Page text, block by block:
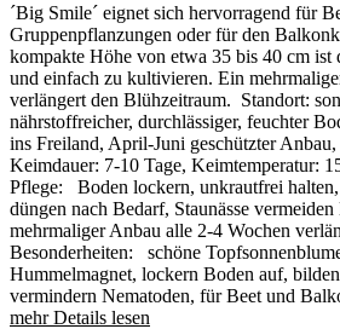
´Big Smile´ eignet sich hervorragend für
Gruppenpflanzungen oder für den
kompakte Höhe von etwa 35 bis 40 cm ist
und einfach zu kultivieren. Ein
verlängert den Blühzeitraum. Standort:
nährstoffreicher, durchlässiger, feuchter
ins Freiland, April-Juni geschützter Anbau,
Keimdauer: 7-10 Tage, Keimtemperatur:
Pflege: Boden lockern, unkrautfrei halten,
düngen nach Bedarf, Staunässe
mehrmaliger Anbau alle 2-4 Wochen
Besonderheiten: schöne
Hummelmagnet, lockern Boden auf,
vermindern Nematoden, für Beet und
mehr Details lesen